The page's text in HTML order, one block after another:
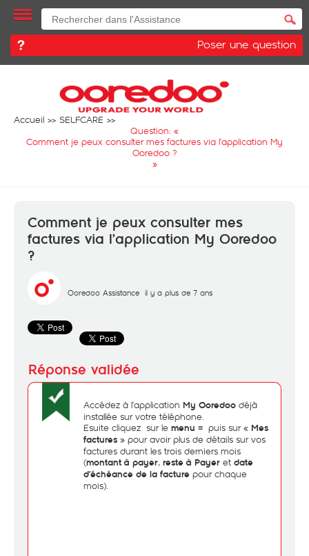
Poser une question
Accueil
SELFCARE
Question: «
Comment je peux consulter mes factures via l’application My
Ooredoo ?
»
Comment je peux consulter mes
factures via l’application My Ooredoo
?
Ooredoo Assistance il y a plus de 7 ans
Accédez à l’application My Ooredoo déjà
installée sur votre téléphone.
Esuite cliquez sur le menu ≡ puis sur « Mes
factures » pour avoir plus de détails sur vos
factures durant les trois derniers mois
(montant à payer, reste à Payer et date
d’échéance de la facture pour chaque
mois).